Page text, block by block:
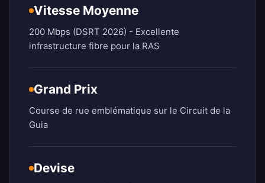
Vitesse Moyenne
200 Mbps (DSRT 2026) - Excellente
infrastructure fibre pour la RAS
Grand Prix
Course de rue emblématique sur le Circuit de la
Guia
Devise